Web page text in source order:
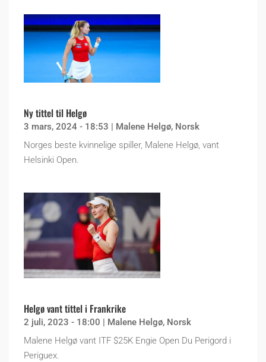
Ny tittel til Helgø
3 mars, 2024 - 18:53 Malene Helgø, Norsk
Norges beste kvinnelige spiller, Malene Helgø, vant
Helsinki Open.
Helgø vant tittel i Frankrike
2 juli, 2023 - 18:00 | Malene Helgø, Norsk
Malene Helgø vant ITF $25K Engie Open Du Perigord i
Periguex.